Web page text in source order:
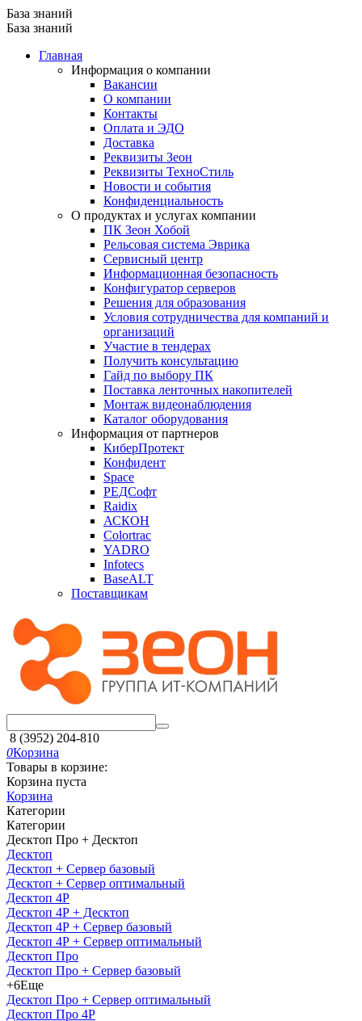
База знаний
База знаний
Главная
Информация о компании
Вакансии
О компании
Контакты
Оплата и ЭДО
Доставка
Реквизиты Зеон
Реквизиты ТехноСтиль
Новости и события
Конфиденциальность
О продуктах и услугах компании
ПК Зеон Хобой
Рельсовая система Эврика
Сервисный центр
Информационная безопасность
Конфигуратор серверов
Решения для образования
Условия сотрудничества для компаний и
организаций
Участие в тендерах
Получить консультацию
Гайд по выбору ПК
Поставка ленточных накопителей
Монтаж видеонаблюдения
Каталог оборудования
Информация от партнеров
КиберПротект
Конфидент
Space
РЕДСофт
Raidix
АСКОН
Colortrac
YADRO
Infotecs
BaseALT
Поставщикам
8 (3952) 204-810
0Корзина
Товары в корзине:
Корзина пуста
Корзина
Категории
Категории
Десктоп Про + Десктоп
Десктоп
Десктоп + Сервер базовый
Десктоп + Сервер оптимальный
Десктоп 4Р
Десктоп 4Р + Десктоп
Десктоп 4Р + Сервер базовый
Десктоп 4Р + Сервер оптимальный
Десктоп Про
Десктоп Про + Сервер базовый
+6Еще
Десктоп Про + Сервер оптимальный
Десктоп Про 4P